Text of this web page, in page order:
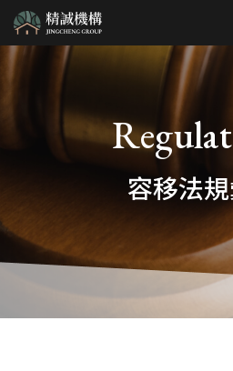
最新消息
專屬服務項目
公設地高價收購服務
全國容積移轉一站式服
台北市公設地專業代標服
服務項目
熱銷建案
容移法